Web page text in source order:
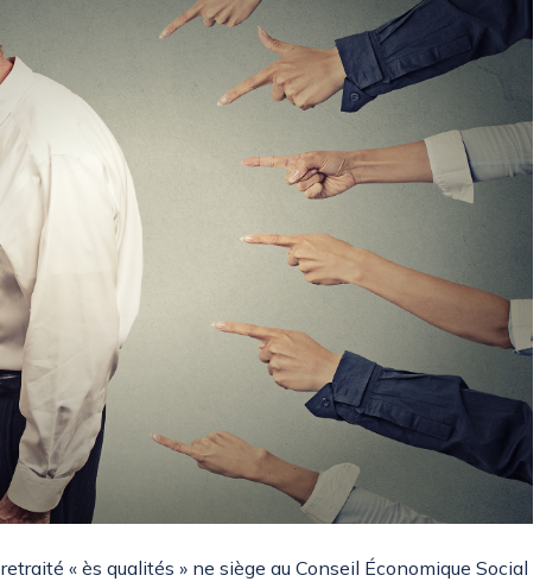
« ès qualités » ne siège au Conseil Économique Social